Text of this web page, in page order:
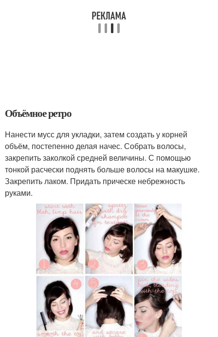
Объёмное ретро
Нанести мусс для укладки, затем создать у корней
объём, постепенно делая начес. Собрать волосы,
закрепить заколкой средней величины. С помощью
тонкой расчески поднять больше волосы на макушке.
Закрепить лаком. Придать прическе небрежность
руками.